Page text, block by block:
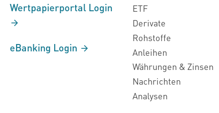
Wertpapierportal Login
eBanking Login
ETF
Derivate
Rohstoffe
Anleihen
Währungen & Zinsen
Nachrichten
Analysen